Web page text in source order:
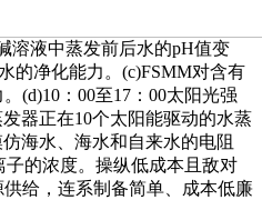
溶液中蒸发前后水的pH值变
的净化能力。(c)FSMM对含有
(d)10：00至17：00太阳光强
器正在10个太阳能驱动的水蒸
海水、海水和自来水的电阻
的浓度。操纵低成本且敌对
给，连系制备简单、成本低廉